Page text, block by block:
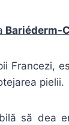
Bariéderm-
Francezi,
pielii.
să dea